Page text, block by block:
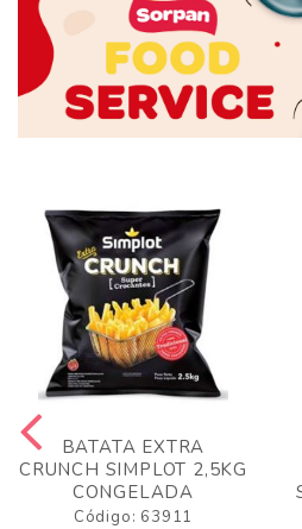
BATATA EXTRA
CRUNCH SIMPLOT 2,5KG
CONGELADA
Código: 63911